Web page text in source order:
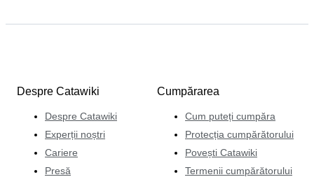
Despre Catawiki
Despre Catawiki
Experții noștri
Cariere
Presă
Cumpărarea
Cum puteți cumpăra
Protecția cumpărătorului
Povești Catawiki
Termenii cumpărătorului